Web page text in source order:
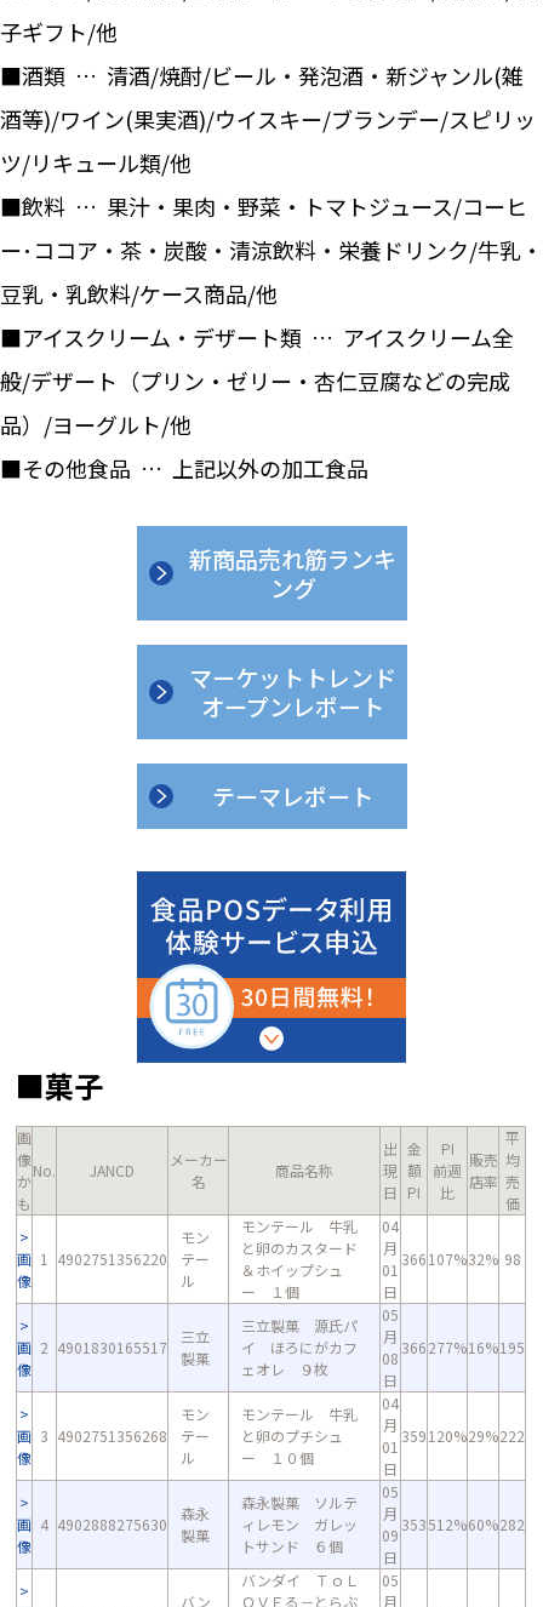
子ギフト/他
■酒類 … 清酒/焼酎/ビール・発泡酒・新ジャンル(雑
酒等)/ワイン(果実酒)/ウイスキー/ブランデー/スピリッ
ツ/リキュール類/他
■飲料 … 果汁・果肉・野菜・トマトジュース/コーヒ
ー･ココア・茶・炭酸・清涼飲料・栄養ドリンク/牛乳・
豆乳・乳飲料/ケース商品/他
■アイスクリーム・デザート類 … アイスクリーム全
般/デザート（プリン・ゼリー・杏仁豆腐などの完成
品）/ヨーグルト/他
■その他食品 … 上記以外の加工食品
新商品売れ筋ランキ
ング
マーケットトレンド
オープンレポート
テーマレポート
■菓子
画
像
か
も
No. JANCD
メーカー
名
商品名称
出
現
日
金
額
PI
PI
前週
比
販売
店率
平
均
売
価
画
像
1 4902751356220
モン
テー
ル
モンテール 牛乳
と卵のカスタード
＆ホイップシュ
ー １個
04
月
01
日
366107%32% 98
画
像
2 4901830165517
三立
製菓
三立製菓 源氏パ
イ ほろにがカフ
ェオレ ９枚
05
月
08
日
366277%16%195
画
像
3 4902751356268
モン
テー
ル
モンテール 牛乳
と卵のプチシュ
ー １０個
04
月
01
日
359120%29%222
画
像
4 4902888275630
森永
製菓
森永製菓 ソルテ
ィレモン ガレッ
トサンド ６個
05
月
09
日
353512%60%282
バン
バンダイ ＴｏＬ
ＯＶＥる－とらぶ
05
月